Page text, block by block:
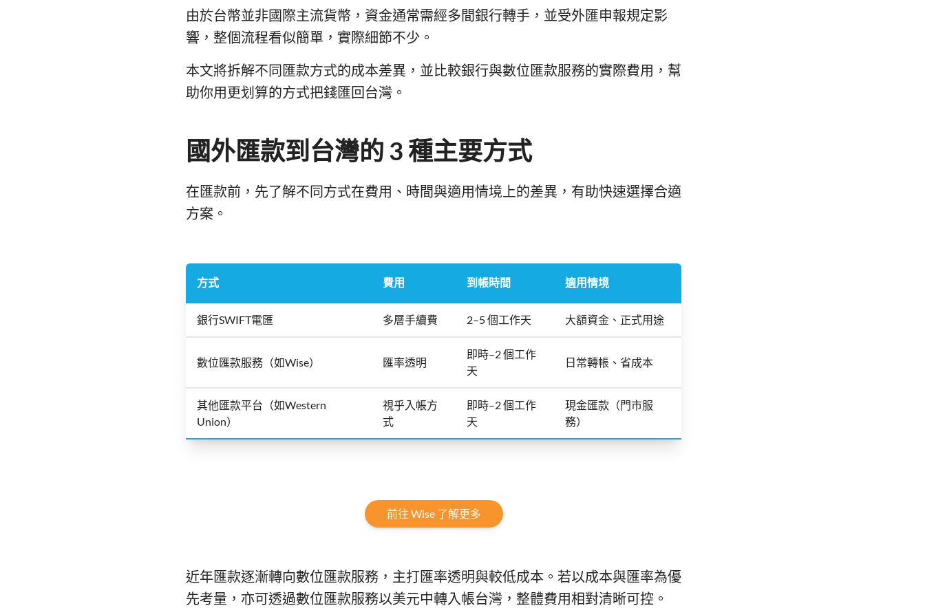
由於台幣並非國際主流貨幣，資金通常需經多間銀行轉手，並受外匯申報規定影
響，整個流程看似簡單，實際細節不少。
本文將拆解不同匯款方式的成本差異，並比較銀行與數位匯款服務的實際費用，幫
助你用更划算的方式把錢匯回台灣。
國外匯款到台灣的 3 種主要方式
在匯款前，先了解不同方式在費用、時間與適用情境上的差異，有助快速選擇合適
方案。
方式 費用 到帳時間 適用情境
銀行SWIFT電匯 多層手續費 2–5 個工作天 大額資金、正式用途
數位匯款服務（如Wise） 匯率透明
即時–2 個工作
天
日常轉帳、省成本
其他匯款平台（如Western
Union）
視乎入帳方
式
即時–2 個工作
天
現金匯款（門市服
務）
前往 Wise 了解更多
近年匯款逐漸轉向數位匯款服務，主打匯率透明與較低成本。若以成本與匯率為優
先考量，亦可透過數位匯款服務以美元中轉入帳台灣，整體費用相對清晰可控。